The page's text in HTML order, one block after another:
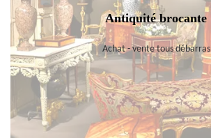
Antiquité brocante
Achat - vente tous débarras